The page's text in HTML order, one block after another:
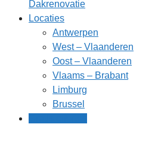
Dakrenovatie
Locaties
Antwerpen
West – Vlaanderen
Oost – Vlaanderen
Vlaams – Brabant
Limburg
Brussel